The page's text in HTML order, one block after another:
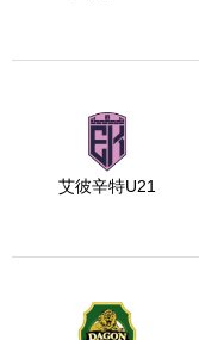
艾彼辛特U21